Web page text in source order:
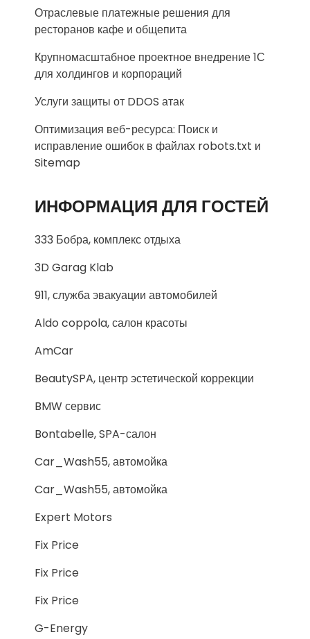
Отраслевые платежные решения для
ресторанов кафе и общепита
Крупномасштабное проектное внедрение 1С
для холдингов и корпораций
Услуги защиты от DDOS атак
Оптимизация веб-ресурса: Поиск и
исправление ошибок в файлах robots.txt и
Sitemap
ИНФОРМАЦИЯ ДЛЯ ГОСТЕЙ
333 Бобра, комплекс отдыха
3D Garag Klab
911, служба эвакуации автомобилей
Aldo coppola, салон красоты
AmCar
BeautySPA, центр эстетической коррекции
BMW сервис
Bontabelle, SPA-салон
Car_Wash55, автомойка
Car_Wash55, автомойка
Expert Motors
Fix Price
Fix Price
Fix Price
G-Energy